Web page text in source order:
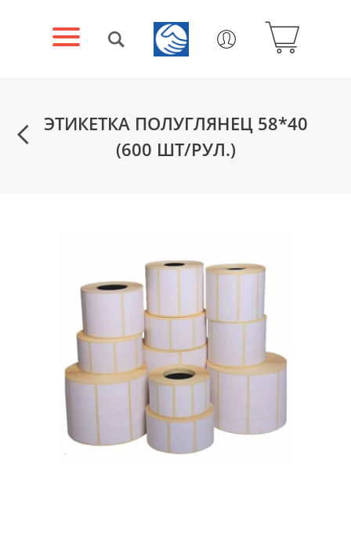
ЭТИКЕТКА ПОЛУГЛЯНЕЦ 58*40
(600 ШТ/РУЛ.)